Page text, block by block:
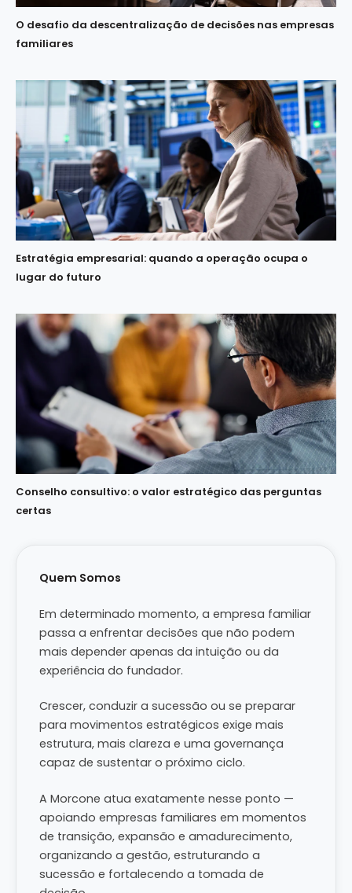
O desafio da descentralização de decisões nas empresas
familiares
Estratégia empresarial: quando a operação ocupa o
lugar do futuro
Conselho consultivo: o valor estratégico das perguntas
certas
Quem Somos
Em determinado momento, a empresa familiar
passa a enfrentar decisões que não podem
mais depender apenas da intuição ou da
experiência do fundador.
Crescer, conduzir a sucessão ou se preparar
para movimentos estratégicos exige mais
estrutura, mais clareza e uma governança
capaz de sustentar o próximo ciclo.
A Morcone atua exatamente nesse ponto —
apoiando empresas familiares em momentos
de transição, expansão e amadurecimento,
organizando a gestão, estruturando a
sucessão e fortalecendo a tomada de